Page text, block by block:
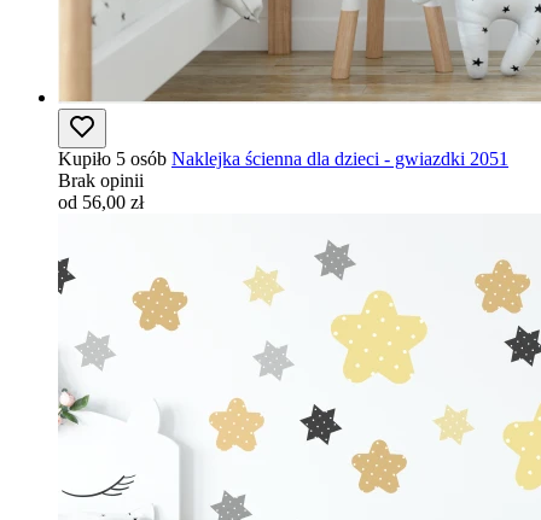
Kupiło 5 osób Naklejka ścienna dla dzieci - gwiazdki 2051
Brak opinii
od 56,00 zł